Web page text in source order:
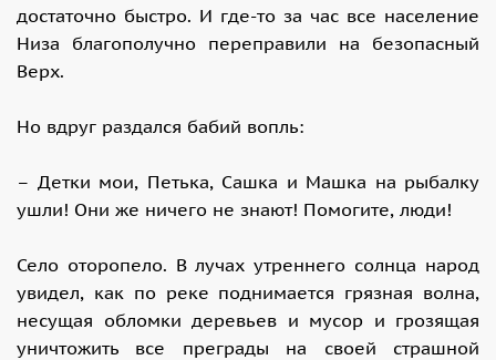
достаточно быстро. И где-то за час все население
Низа благополучно переправили на безопасный
Верх.
Но вдруг раздался бабий вопль:
– Детки мои, Петька, Сашка и Машка на рыбалку
ушли! Они же ничего не знают! Помогите, люди!
Село оторопело. В лучах утреннего солнца народ
увидел, как по реке поднимается грязная волна,
несущая обломки деревьев и мусор и грозящая
уничтожить все преграды на своей страшной